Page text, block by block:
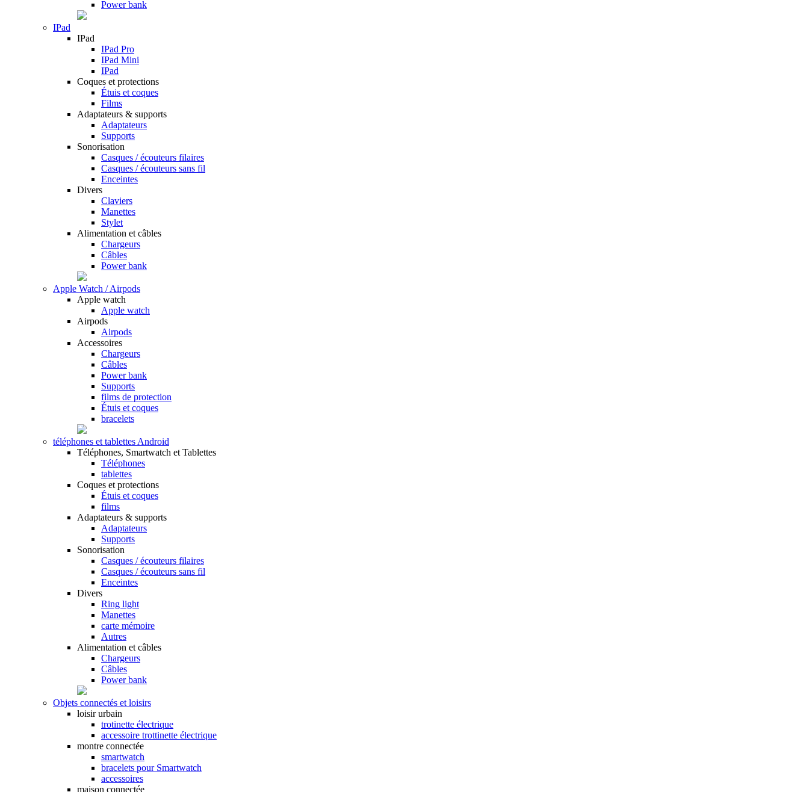
Power bank
IPad
IPad
IPad Pro
IPad Mini
IPad
Coques et protections
Étuis et coques
Films
Adaptateurs & supports
Adaptateurs
Supports
Sonorisation
Casques / écouteurs filaires
Casques / écouteurs sans fil
Enceintes
Divers
Claviers
Manettes
Stylet
Alimentation et câbles
Chargeurs
Câbles
Power bank
Apple Watch / Airpods
Apple watch
Apple watch
Airpods
Airpods
Accessoires
Chargeurs
Câbles
Power bank
Supports
films de protection
Étuis et coques
bracelets
téléphones et tablettes Android
Téléphones, Smartwatch et Tablettes
Téléphones
tablettes
Coques et protections
Étuis et coques
films
Adaptateurs & supports
Adaptateurs
Supports
Sonorisation
Casques / écouteurs filaires
Casques / écouteurs sans fil
Enceintes
Divers
Ring light
Manettes
carte mémoire
Autres
Alimentation et câbles
Chargeurs
Câbles
Power bank
Objets connectés et loisirs
loisir urbain
trotinette électrique
accessoire trottinette électrique
montre connectée
smartwatch
bracelets pour Smartwatch
accessoires
maison connectée